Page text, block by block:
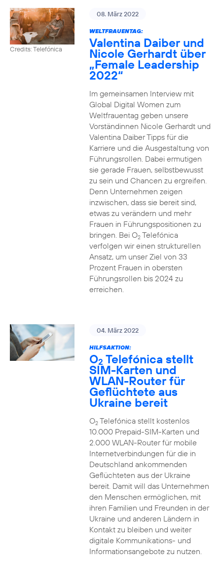
Credits: Telefónica
08. März 2022
WELTFRAUENTAG:
Valentina Daiber und
Nicole Gerhardt über
„Female Leadership
2022“
Im gemeinsamen Interview mit
Global Digital Women zum
Weltfrauentag geben unsere
Vorständinnen Nicole Gerhardt und
Valentina Daiber Tipps für die
Karriere und die Ausgestaltung von
Führungsrollen. Dabei ermutigen
sie gerade Frauen, selbstbewusst
zu sein und Chancen zu ergreifen.
Denn Unternehmen zeigen
inzwischen, dass sie bereit sind,
etwas zu verändern und mehr
Frauen in Führungspositionen zu
bringen. Bei O2Telefónica
verfolgen wir einen strukturellen
Ansatz, um unser Ziel von 33
Prozent Frauen in obersten
Führungsrollen bis 2024 zu
erreichen.
04. März 2022
HILFSAKTION:
O2 Telefónica stellt
SIM-Karten und
WLAN-Router für
Geflüchtete aus
Ukraine bereit
O2Telefónica stellt kostenlos
10.000 Prepaid-SIM-Karten und
2.000 WLAN-Router für mobile
Internetverbindungen für die in
Deutschland ankommenden
Geflüchteten aus der Ukraine
bereit. Damit will das Unternehmen
den Menschen ermöglichen, mit
ihren Familien und Freunden in der
Ukraine und anderen Ländern in
Kontakt zu bleiben und weiter
digitale Kommunikations- und
Informationsangebote zu nutzen.